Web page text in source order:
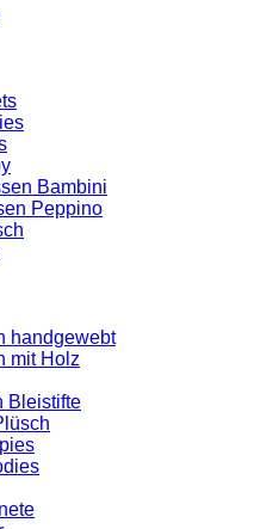
Bambini
Peppino
handgewebt
mit Holz
Bleistifte